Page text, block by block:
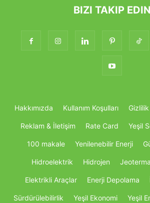
BIZI TAKIP EDIN
Hakkımızda Kullanım Koşulları
Reklam & İletişim Rate Card Yeşil
100 makale Yenilenebilir Enerji
Hidroelektrik Hidrojen
Elektrikli Araçlar Enerji Depolama
Sürdürülebilirlik Yeşil Ekonomi Yeşil